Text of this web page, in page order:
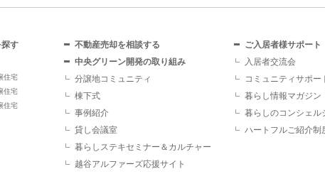
す
住宅
住宅
住宅
不動産売却を相談する
中央グリーン開発の取り組み
分譲地コミュニティ
棟下式
事例紹介
貸し会議室
暮らしステキセミナー＆カルチャー
越谷アルファーズ応援サイト
ご入居者様サポート
入居者交流会
コミュニティサポー
暮らし情報マガジン
暮らしのコンシェル
ハートフルご紹介制